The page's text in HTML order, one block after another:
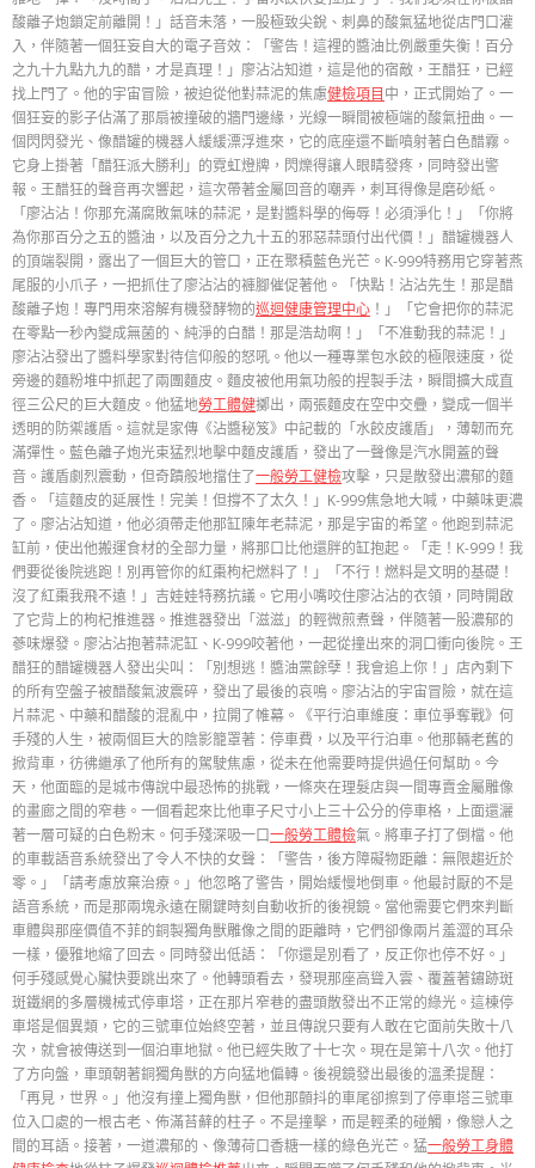
酸離子炮鎖定前離開！」話音未落，一股極致尖銳、刺鼻的酸氣猛地從店門口灌
入，伴隨著一個狂妄自大的電子音效：「警告！這裡的醬油比例嚴重失衡！百分
之九十九點九九的醋，才是真理！」廖沾沾知道，這是他的宿敵，王醋狂，已經
找上門了。他的宇宙冒險，被迫從他對蒜泥的焦慮健檢項目中，正式開始了。一
個狂妄的影子佔滿了那扇被撞破的牆門邊緣，光線一瞬間被極端的酸氣扭曲。一
個閃閃發光、像醋罐的機器人緩緩漂浮進來，它的底座還不斷噴射著白色醋霧。
它身上掛著「醋狂派大勝利」的霓虹燈牌，閃爍得讓人眼睛發疼，同時發出警
報。王醋狂的聲音再次響起，這次帶著金屬回音的嘲弄，刺耳得像是磨砂紙。
「廖沾沾！你那充滿腐敗氣味的蒜泥，是對醬料學的侮辱！必須淨化！」「你將
為你那百分之五的醬油，以及百分之九十五的邪惡蒜頭付出代價！」醋罐機器人
的頂端裂開，露出了一個巨大的管口，正在聚積藍色光芒。K-999特務用它穿著燕
尾服的小爪子，一把抓住了廖沾沾的褲腳催促著他。「快點！沾沾先生！那是醋
酸離子炮！專門用來溶解有機發酵物的巡迴健康管理中心 ！」「它會把你的蒜泥
在零點一秒內變成無菌的、純淨的白醋！那是浩劫啊！」「不准動我的蒜泥！」
廖沾沾發出了醬料學家對待信仰般的怒吼。他以一種專業包水餃的極限速度，從
旁邊的麵粉堆中抓起了兩團麵皮。麵皮被他用氣功般的捏製手法，瞬間擴大成直
徑三公尺的巨大麵皮。他猛地勞工體健擲出，兩張麵皮在空中交疊，變成一個半
透明的防禦護盾。這就是家傳《沾醬秘笈》中記載的「水餃皮護盾」，薄韌而充
滿彈性。藍色離子炮光束猛烈地擊中麵皮護盾，發出了一聲像是汽水開蓋的聲
音。護盾劇烈震動，但奇蹟般地擋住了一般勞工健檢攻擊，只是散發出濃郁的麵
香。「這麵皮的延展性！完美！但撐不了太久！」K-999焦急地大喊，中藥味更濃
了。廖沾沾知道，他必須帶走他那缸陳年老蒜泥，那是宇宙的希望。他跑到蒜泥
缸前，使出他搬運食材的全部力量，將那口比他還胖的缸抱起。「走！K-999！我
們要從後院逃跑！別再管你的紅棗枸杞燃料了！」「不行！燃料是文明的基礎！
沒了紅棗我飛不遠！」吉娃娃特務抗議。它用小嘴咬住廖沾沾的衣領，同時開啟
了它背上的枸杞推進器。推進器發出「滋滋」的輕微煎煮聲，伴隨著一股濃郁的
蔘味爆發。廖沾沾抱著蒜泥缸、K-999咬著他，一起從撞出來的洞口衝向後院。王
醋狂的醋罐機器人發出尖叫：「別想逃！醬油黨餘孽！我會追上你！」店內剩下
的所有空盤子被醋酸氣波震碎，發出了最後的哀鳴。廖沾沾的宇宙冒險，就在這
片蒜泥、中藥和醋酸的混亂中，拉開了帷幕。《平行泊車維度：車位爭奪戰》何
手殘的人生，被兩個巨大的陰影籠罩著：停車費，以及平行泊車。他那輛老舊的
掀背車，彷彿繼承了他所有的駕駛焦慮，從未在他需要時提供過任何幫助。今
天，他面臨的是城市傳說中最恐怖的挑戰，一條夾在理髮店與一間專賣金屬雕像
的畫廊之間的窄巷。一個看起來比他車子尺寸小上三十公分的停車格，上面還灑
著一層可疑的白色粉末。何手殘深吸一口一般勞工體檢氣。將車子打了倒檔。他
的車載語音系統發出了令人不快的女聲：「警告，後方障礙物距離：無限趨近於
零。」「請考慮放棄治療。」他忽略了警告，開始緩慢地倒車。他最討厭的不是
語音系統，而是那兩塊永遠在關鍵時刻自動收折的後視鏡。當他需要它們來判斷
車體與那座價值不菲的銅製獨角獸雕像之間的距離時，它們卻像兩片羞澀的耳朵
一樣，優雅地縮了回去。同時發出低語：「你還是別看了，反正你也停不好。」
何手殘感覺心臟快要跳出來了。他轉頭看去，發現那座高聳入雲、覆蓋著鏽跡斑
斑鐵網的多層機械式停車塔，正在那片窄巷的盡頭散發出不正常的綠光。這棟停
車塔是個異類，它的三號車位始終空著，並且傳說只要有人敢在它面前失敗十八
次，就會被傳送到一個泊車地獄。他已經失敗了十七次。現在是第十八次。他打
了方向盤，車頭朝著銅獨角獸的方向猛地偏轉。後視鏡發出最後的溫柔提醒：
「再見，世界。」他沒有撞上獨角獸，但他那顫抖的車尾卻擦到了停車塔三號車
位入口處的一根古老、佈滿苔蘚的柱子。不是撞擊，而是輕柔的碰觸，像戀人之
間的耳語。接著，一道濃郁的、像薄荷口香糖一樣的綠色光芒。猛一般勞工身體